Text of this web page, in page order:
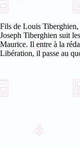
Fils de Louis Tiberghien,
Joseph Tiberghien suit
Maurice. Il entre à la
Libération, il passe au